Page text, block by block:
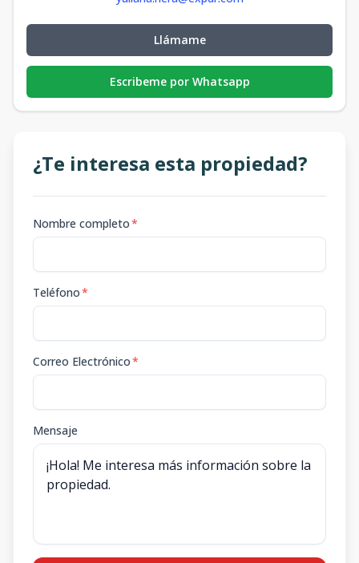
Llámame
Escribeme por Whatsapp
¿Te interesa esta propiedad?
Nombre completo*
Teléfono*
Correo Electrónico*
Mensaje